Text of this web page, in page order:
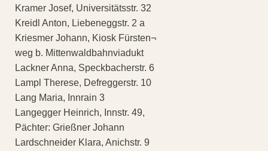
Kramer Josef, Universitätsstr. 32
Kreidl Anton, Liebeneggstr. 2 a
Kriesmer Johann, Kiosk Fürsten¬
weg b. Mittenwaldbahnviadukt
Lackner Anna, Speckbacherstr. 6
Lampl Therese, Defreggerstr. 10
Lang Maria, Innrain 3
Langegger Heinrich, Innstr. 49,
Pächter: Grießner Johann
Lardschneider Klara, Anichstr. 9